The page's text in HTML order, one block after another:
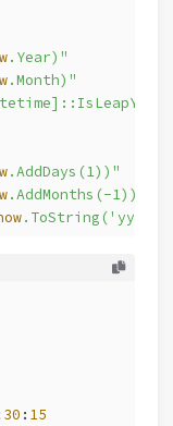
.Year)"
.Month)"
.AddDays(1))"
.AddMonths(-1))"
.ToString('yyyy年
30 : 15